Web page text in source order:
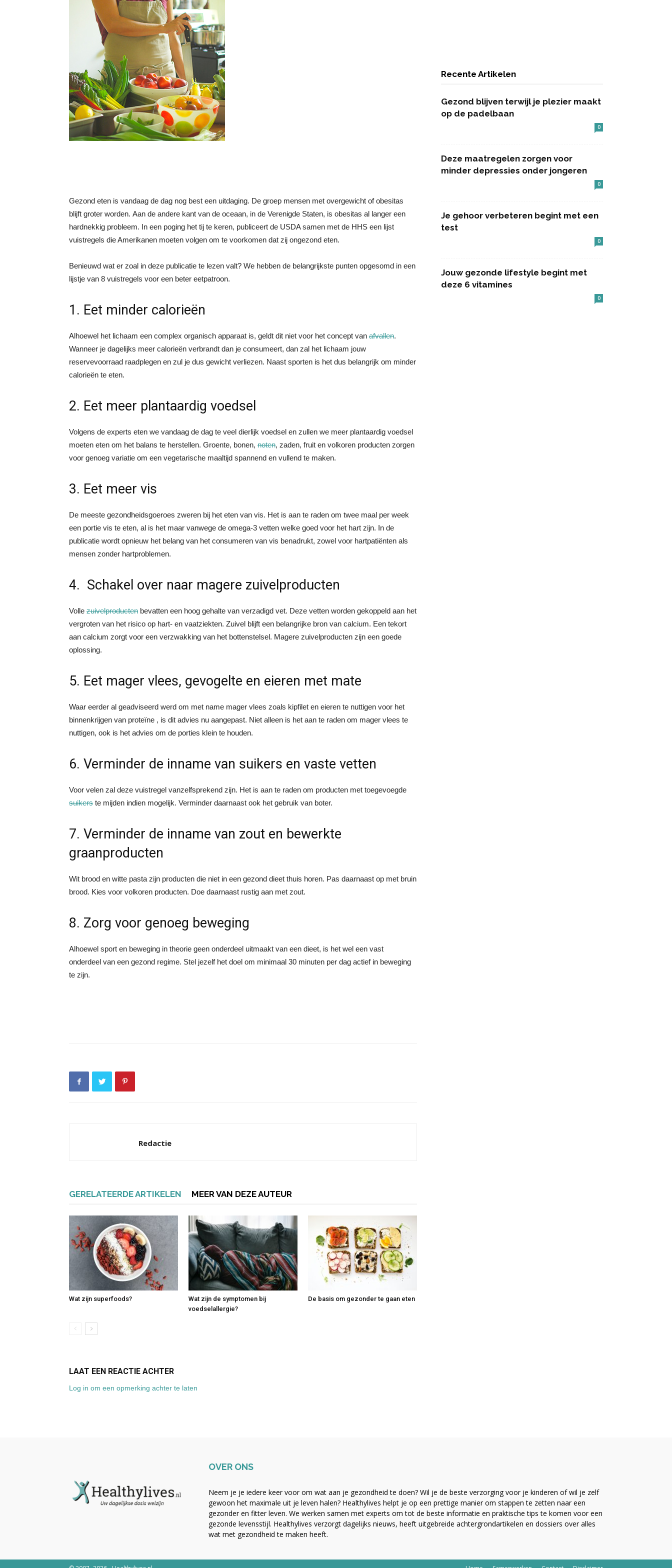
Gezond eten is vandaag de dag nog best een uitdaging. De groep mensen met overgewicht of obesitas
blijft groter worden. Aan de andere kant van de oceaan, in de Verenigde Staten, is obesitas al langer een
hardnekkig probleem. In een poging het tij te keren, publiceert de USDA samen met de HHS een lijst
vuistregels die Amerikanen moeten volgen om te voorkomen dat zij ongezond eten.
Benieuwd wat er zoal in deze publicatie te lezen valt? We hebben de belangrijkste punten opgesomd in een
lijstje van 8 vuistregels voor een beter eetpatroon.
1. Eet minder calorieën
Alhoewel het lichaam een complex organisch apparaat is, geldt dit niet voor het concept van afvallen.
Wanneer je dagelijks meer calorieën verbrandt dan je consumeert, dan zal het lichaam jouw
reservevoorraad raadplegen en zul je dus gewicht verliezen. Naast sporten is het dus belangrijk om minder
calorieën te eten.
2. Eet meer plantaardig voedsel
Volgens de experts eten we vandaag de dag te veel dierlijk voedsel en zullen we meer plantaardig voedsel
moeten eten om het balans te herstellen. Groente, bonen, noten, zaden, fruit en volkoren producten zorgen
voor genoeg variatie om een vegetarische maaltijd spannend en vullend te maken.
3. Eet meer vis
De meeste gezondheidsgoeroes zweren bij het eten van vis. Het is aan te raden om twee maal per week
een portie vis te eten, al is het maar vanwege de omega-3 vetten welke goed voor het hart zijn. In de
publicatie wordt opnieuw het belang van het consumeren van vis benadrukt, zowel voor hartpatiënten als
mensen zonder hartproblemen.
4. Schakel over naar magere zuivelproducten
Volle zuivelproducten bevatten een hoog gehalte van verzadigd vet. Deze vetten worden gekoppeld aan het
vergroten van het risico op hart- en vaatziekten. Zuivel blijft een belangrijke bron van calcium. Een tekort
aan calcium zorgt voor een verzwakking van het bottenstelsel. Magere zuivelproducten zijn een goede
oplossing.
5. Eet mager vlees, gevogelte en eieren met mate
Waar eerder al geadviseerd werd om met name mager vlees zoals kipfilet en eieren te nuttigen voor het
binnenkrijgen van proteïne , is dit advies nu aangepast. Niet alleen is het aan te raden om mager vlees te
nuttigen, ook is het advies om de porties klein te houden.
6. Verminder de inname van suikers en vaste vetten
Voor velen zal deze vuistregel vanzelfsprekend zijn. Het is aan te raden om producten met toegevoegde
suikers te mijden indien mogelijk. Verminder daarnaast ook het gebruik van boter.
7. Verminder de inname van zout en bewerkte
graanproducten
Wit brood en witte pasta zijn producten die niet in een gezond dieet thuis horen. Pas daarnaast op met bruin
brood. Kies voor volkoren producten. Doe daarnaast rustig aan met zout.
8. Zorg voor genoeg beweging
Alhoewel sport en beweging in theorie geen onderdeel uitmaakt van een dieet, is het wel een vast
onderdeel van een gezond regime. Stel jezelf het doel om minimaal 30 minuten per dag actief in beweging
te zijn.
Redactie
GERELATEERDE ARTIKELEN MEER VAN DEZE AUTEUR
Wat zijn superfoods?
Wat zijn de symptomen bij
voedselallergie?
De basis om gezonder te gaan eten
LAAT EEN REACTIE ACHTER
Log in om een opmerking achter te laten
Recente Artikelen
Gezond blijven terwijl je plezier maakt
op de padelbaan
0
Deze maatregelen zorgen voor
minder depressies onder jongeren
0
Je gehoor verbeteren begint met een
test
0
Jouw gezonde lifestyle begint met
deze 6 vitamines
0
OVER ONS
Neem je je iedere keer voor om wat aan je gezondheid te doen? Wil je de beste verzorging voor je kinderen of wil je zelf
gewoon het maximale uit je leven halen? Healthylives helpt je op een prettige manier om stappen te zetten naar een
gezonder en fitter leven. We werken samen met experts om tot de beste informatie en praktische tips te komen voor een
gezonde levensstijl. Healthylives verzorgt dagelijks nieuws, heeft uitgebreide achtergrondartikelen en dossiers over alles
wat met gezondheid te maken heeft.